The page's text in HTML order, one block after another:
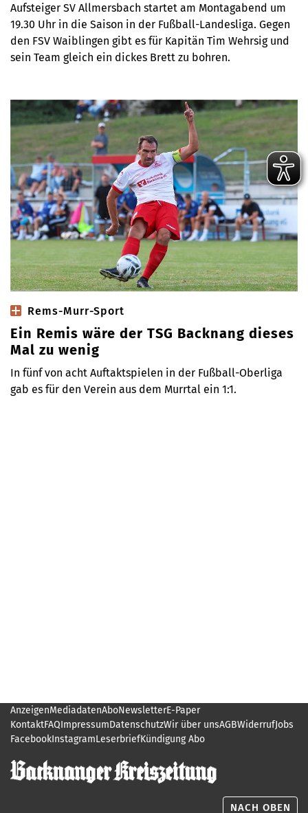
Aufsteiger SV Allmersbach startet am Montagabend um
19.30 Uhr in die Saison in der Fußball-Landesliga. Gegen
den FSV Waiblingen gibt es für Kapitän Tim Wehrsig und
sein Team gleich ein dickes Brett zu bohren.
Rems-Murr-Sport
Ein Remis wäre der TSG Backnang dieses
Mal zu wenig
In fünf von acht Auftaktspielen in der Fußball-Oberliga
gab es für den Verein aus dem Murrtal ein 1:1.
AnzeigenMediadatenAboNewsletterE-Paper
KontaktFAQImpressumDatenschutzWir über unsAGBWiderrufJobs
FacebookInstagramLeserbriefKündigung Abo
NACH OBEN